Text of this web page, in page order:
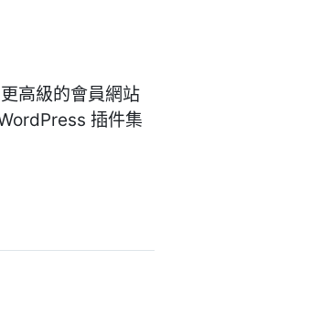
高級的會員網站
插件集